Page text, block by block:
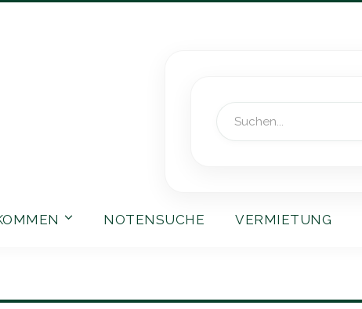
Suche
NOTENSUCHE VERMIETUNG